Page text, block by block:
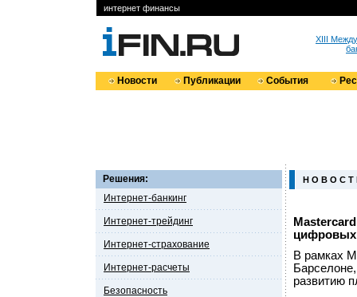
интернет финансы
XIII
Новости Публикации События
Решения:
Интернет-банкинг
Интернет-трейдинг
Интернет-страхование
Интернет-расчеты
Безопасность
Н О В О С Т
В рамках
развитию